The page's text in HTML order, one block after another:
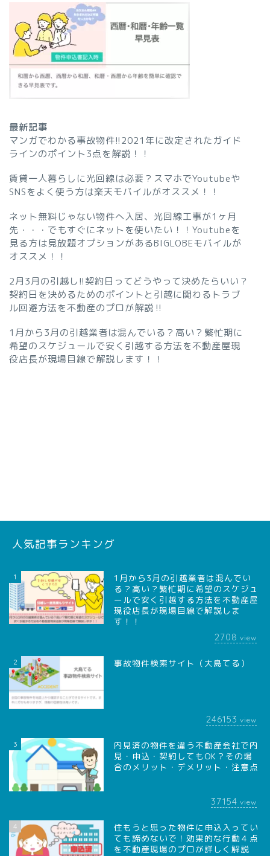
最新記事
マンガでわかる事故物件!!2021年に改定されたガイド
ラインのポイント3点を解説！！
賃貸一人暮らしに光回線は必要？スマホでYoutubeや
SNSをよく使う方は楽天モバイルがオススメ！！
ネット無料じゃない物件へ入居、光回線工事が1ヶ月
先・・・でもすぐにネットを使いたい！！Youtubeを
見る方は見放題オプションがあるBIGLOBEモバイルが
オススメ！！
2月3月の引越し!!契約日ってどうやって決めたらいい？
契約日を決めるためのポイントと引越に関わるトラブ
ル回避方法を不動産のプロが解説‼︎
1月から3月の引越業者は混んでいる？高い？繁忙期に
希望のスケジュールで安く引越する方法を不動産屋現
役店長が現場目線で解説します！！
人気記事ランキング
1
1月から3月の引越業者は混んでい
る？高い？繁忙期に希望のスケジュ
ールで安く引越する方法を不動産屋
現役店長が現場目線で解説しま
す！！
2708 view
2 事故物件検索サイト（大島てる）
246153 view
3
内見済の物件を違う不動産会社で内
見・申込・契約してもOK？その場
合のメリット・デメリット・注意点
37154 view
4
住もうと思った物件に申込入ってい
ても諦めないで！効果的な行動４点
を不動産現場のプロが詳しく解説